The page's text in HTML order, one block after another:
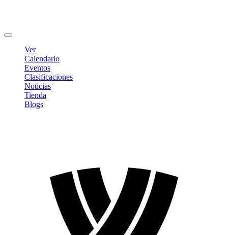
Ver
Calendario
Eventos
Clasificaciones
Noticias
Tienda
Blogs